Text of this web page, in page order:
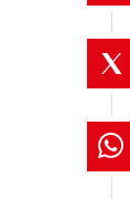
ilvibonese.it
catanzarochannel.it
lacapitalenews.it